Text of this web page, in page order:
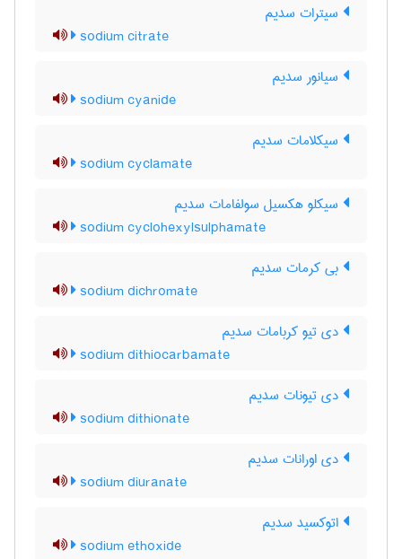
سیترات سدیم
sodium citrate
سیانور سدیم
sodium cyanide
سیکلامات سدیم
sodium cyclamate
سیکلو هکسیل سولفامات سدیم
sodium cyclohexylsulphamate
بی کرمات سدیم
sodium dichromate
دی تیو کربامات سدیم
sodium dithiocarbamate
دی تیونات سدیم
sodium dithionate
دی اورانات سدیم
sodium diuranate
اتوکسید سدیم
sodium ethoxide